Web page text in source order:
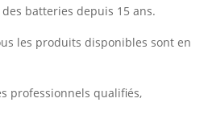
batteries depuis 15 ans.
les produits disponibles sont en
professionnels qualifiés,